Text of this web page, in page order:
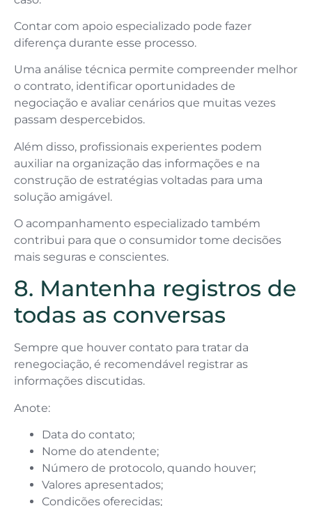
Contar com apoio especializado pode fazer
diferença durante esse processo.
Uma análise técnica permite compreender melhor
o contrato, identificar oportunidades de
negociação e avaliar cenários que muitas vezes
passam despercebidos.
Além disso, profissionais experientes podem
auxiliar na organização das informações e na
construção de estratégias voltadas para uma
solução amigável.
O acompanhamento especializado também
contribui para que o consumidor tome decisões
mais seguras e conscientes.
8. Mantenha registros de
todas as conversas
Sempre que houver contato para tratar da
renegociação, é recomendável registrar as
informações discutidas.
Anote:
Data do contato;
Nome do atendente;
Número de protocolo, quando houver;
Valores apresentados;
Condições oferecidas;